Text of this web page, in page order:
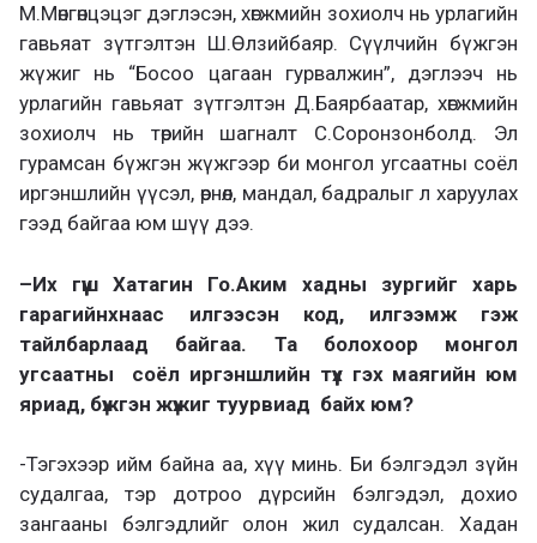
М.Мөнгөнцэцэг дэглэсэн, хөгжмийн зохиолч нь урлагийн
гавьяат зүтгэлтэн Ш.Өлзийбаяр. Сүүлчийн бүжгэн
жүжиг нь “Босоо цагаан гурвалжин”, дэглээч нь
урлагийн гавьяат зүтгэлтэн Д.Баярбаатар, хөгжмийн
зохиолч нь төрийн шагналт С.Соронзонболд. Эл
гурамсан бүжгэн жүжгээр би монгол угсаатны соёл
иргэншлийн үүсэл, өрнөл, мандал, бадралыг л харуулах
гээд байгаа юм шүү дээ.
–Их гүүш Хатагин Го.Аким хадны зургийг харь
гарагийнхнаас илгээсэн код, илгээмж гэж
тайлбарлаад байгаа. Та болохоор монгол
угсаатны соёл иргэншлийн түүх гэх маягийн юм
яриад, бүжгэн жүжиг туурвиад байх юм?
-Тэгэхээр ийм байна аа, хүү минь. Би бэлгэдэл зүйн
судалгаа, тэр дотроо дүрсийн бэлгэдэл, дохио
зангааны бэлгэдлийг олон жил судалсан. Хадан